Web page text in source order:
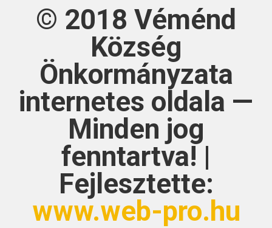
© 2018 Véménd
Község
Önkormányzata
internetes oldala —
Minden jog
fenntartva! |
Fejlesztette:
www.web-pro.hu